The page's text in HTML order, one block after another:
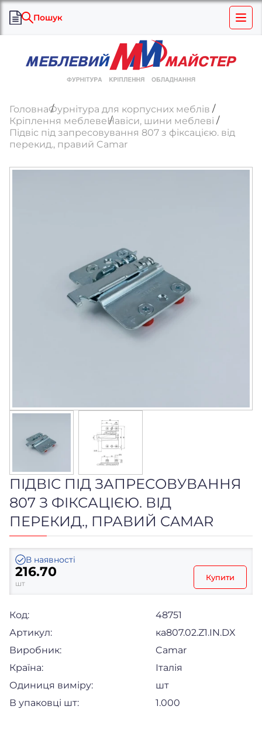
Пошук
ГоловнаФурнітура для корпусних меблів
Кріплення меблевеНавіси, шини меблеві
Підвіс під запресовування 807 з фіксацією. від
перекид., правий Camar
ПІДВІС ПІД ЗАПРЕСОВУВАННЯ
807 З ФІКСАЦІЄЮ. ВІД
ПЕРЕКИД., ПРАВИЙ CAMAR
В наявності
216.70
шт
Купити
Код:
48751
Артикул:
ка807.02.Z1.IN.DX
Виробник:
Camar
Країна:
Італія
Одиниця виміру:
шт
В упаковці шт:
1.000